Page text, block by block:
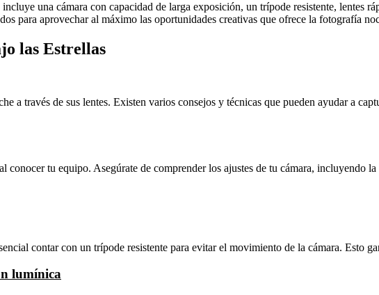
una cámara con capacidad de larga exposición, un trípode resistente, lentes
para aprovechar al máximo las oportunidades creativas que ofrece la fotografía
las Estrellas
a través de sus lentes. Existen varios consejos y técnicas que pueden ayudar a
conocer tu equipo. Asegúrate de comprender los ajustes de tu cámara, incluyendo
contar con un trípode resistente para evitar el movimiento de la cámara. Esto
lumínica